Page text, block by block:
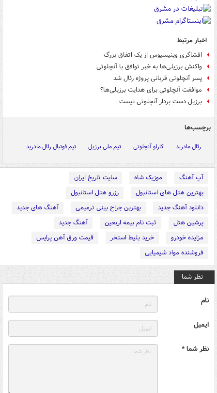
اخبار مرتبط
افشاگری وینیسیوس از یک اتفاق بزرگ
واکنش برزیلی‌ها به خبر توافق با آنچلوتی
پسر آنچلوتی قربانی پروژه رئال شد
موافقت آنچلوتی برای هدایت برزیلی‌ها؟
برزیل دست بردار آنچلوتی نیست
برچسب‌ها
رئال مادرید کارلو آنچلوتی تیم ملی برزیل تیم فوتبال رئال مادرید
آپ آهنگ موزیک شاه
سایت تاریخ ایران
بهترین هتل های استانبول
رزرو هتل استانبول
دانلود آهنگ جدید
بهترین جراح بینی ترمیمی
آهنگ های جدید
پرشین هتل
ثبت نام بیمه اربعین
آهنگ جدید
مزایده خودرو
خرید بلیط استخر
قیمت ورق آهن پرایس
فروشنده مواد شیمیایی
نظر شما
نام
ایمیل
نظر شما *